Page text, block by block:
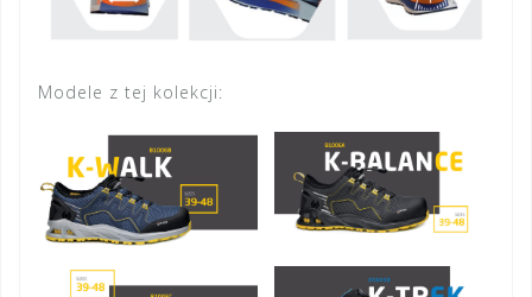
Modele z tej kolekcji: